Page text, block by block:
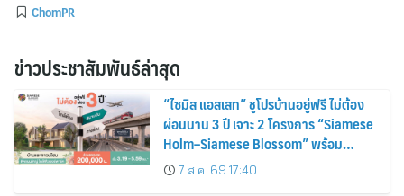
ChomPR
ข่าวประชาสัมพันธ์ล่าสุด
“ไซมิส แอสเสท” ชูโปรบ้านอยู่ฟรี ไม่ต้อง
ผ่อนนาน 3 ปี เจาะ 2 โครงการ “Siamese
Holm–Siamese Blossom” พร้อม
ส่วนลดและสิทธิพิเศษถึง 31 สิงหาคม
2569
7 ส.ค. 69 17:40